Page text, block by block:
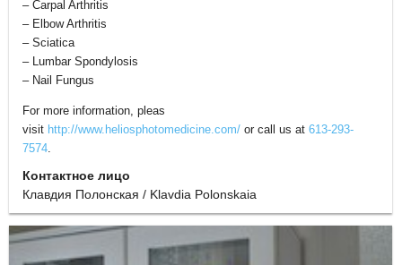
– Carpal Arthritis
– Elbow Arthritis
– Sciatica
– Lumbar Spondylosis
– Nail Fungus
For more information, pleas
visit http://www.heliosphotomedicine.com/ or call us at 613-293-
7574.
Контактное лицо
Клавдия Полонская / Klavdia Polonskaia